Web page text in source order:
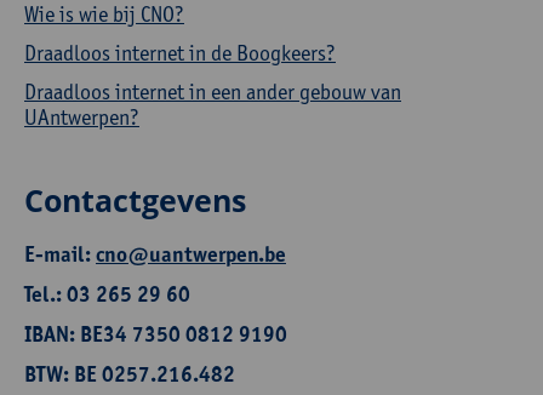
Wie is wie bij CNO?
Draadloos internet in de Boogkeers?
Draadloos internet in een ander gebouw van
UAntwerpen?
Contactgevens
E-mail:cno@uantwerpen.be
Tel.: 03 265 29 60
IBAN: BE34 7350 0812 9190
BTW: BE 0257.216.482